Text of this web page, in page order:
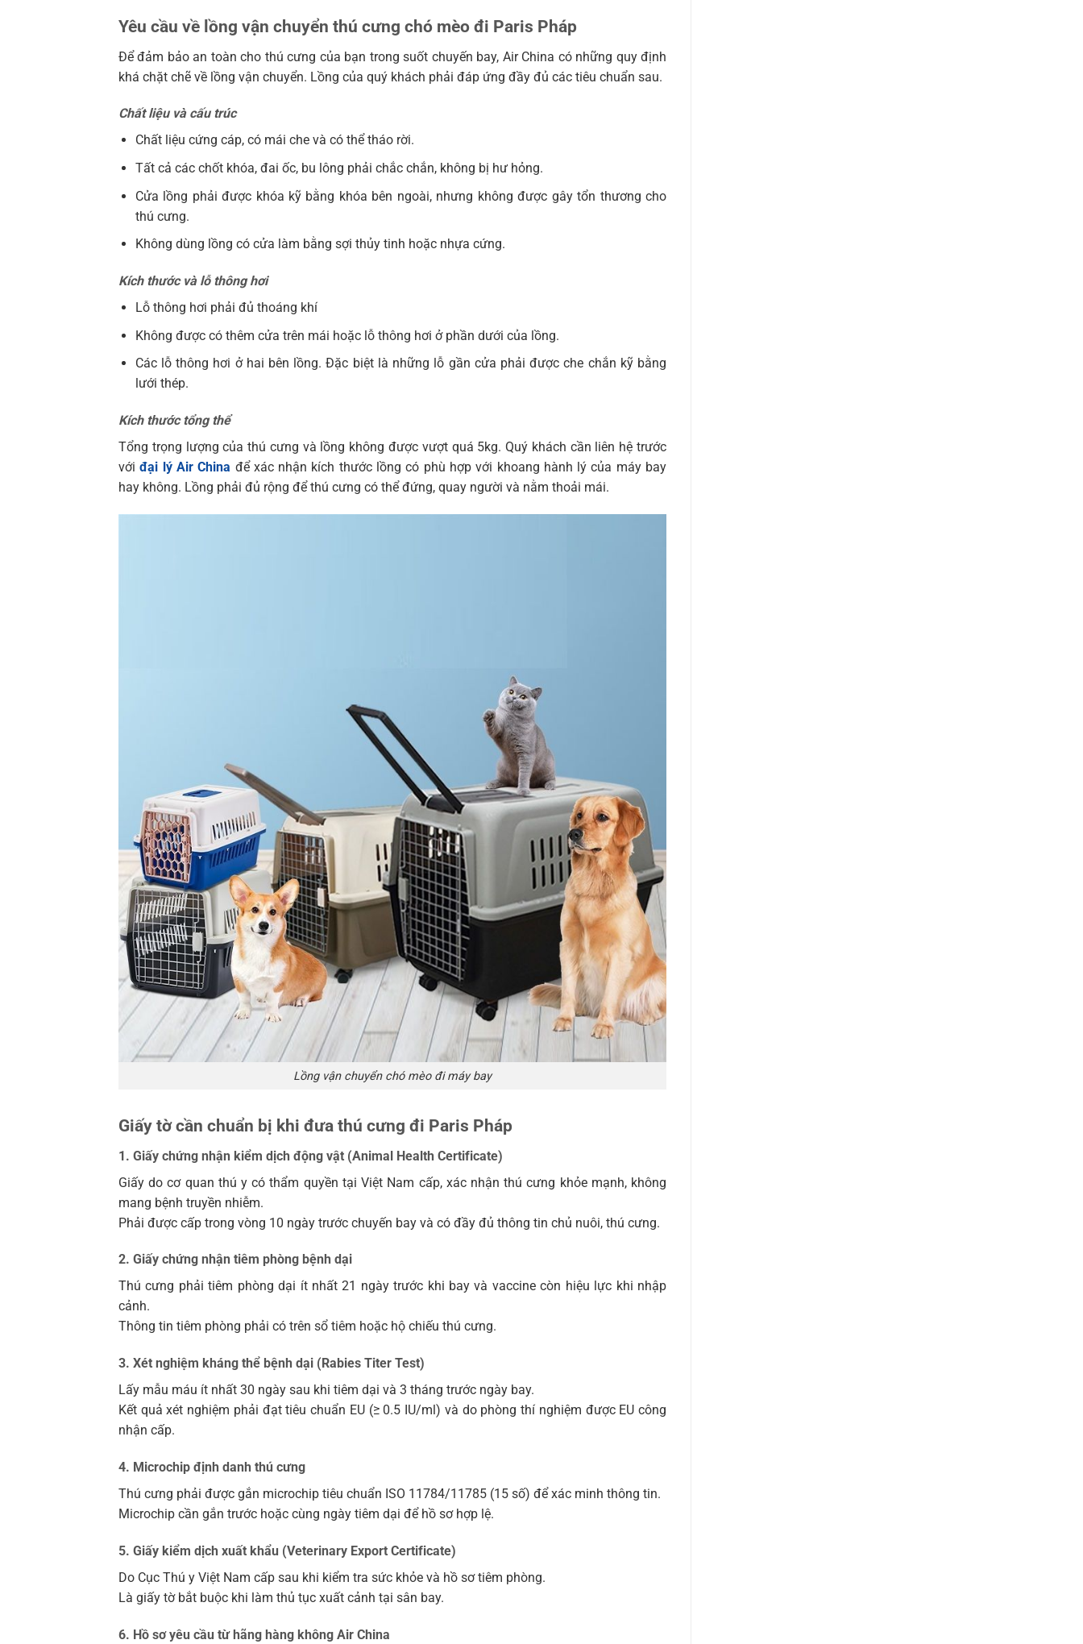
Yêu cầu về lồng vận chuyển thú cưng chó mèo đi Paris Pháp
Để đảm bảo an toàn cho thú cưng của bạn trong suốt chuyến bay, Air China có những quy định
khá chặt chẽ về lồng vận chuyển. Lồng của quý khách phải đáp ứng đầy đủ các tiêu chuẩn sau.
Chất liệu và cấu trúc
Chất liệu cứng cáp, có mái che và có thể tháo rời.
Tất cả các chốt khóa, đai ốc, bu lông phải chắc chắn, không bị hư hỏng.
Cửa lồng phải được khóa kỹ bằng khóa bên ngoài, nhưng không được gây tổn thương cho
thú cưng.
Không dùng lồng có cửa làm bằng sợi thủy tinh hoặc nhựa cứng.
Kích thước và lỗ thông hơi
Lỗ thông hơi phải đủ thoáng khí
Không được có thêm cửa trên mái hoặc lỗ thông hơi ở phần dưới của lồng.
Các lỗ thông hơi ở hai bên lồng. Đặc biệt là những lỗ gần cửa phải được che chắn kỹ bằng
lưới thép.
Kích thước tổng thể
Tổng trọng lượng của thú cưng và lồng không được vượt quá 5kg. Quý khách cần liên hệ trước
vớiđại lý Air China để xác nhận kích thước lồng có phù hợp với khoang hành lý của máy bay
hay không. Lồng phải đủ rộng để thú cưng có thể đứng, quay người và nằm thoải mái.
Lồng vận chuyển chó mèo đi máy bay
Giấy tờ cần chuẩn bị khi đưa thú cưng đi Paris Pháp
1. Giấy chứng nhận kiểm dịch động vật (Animal Health Certificate)
Giấy do cơ quan thú y có thẩm quyền tại Việt Nam cấp, xác nhận thú cưng khỏe mạnh, không
mang bệnh truyền nhiễm.
Phải được cấp trong vòng 10 ngày trước chuyến bay và có đầy đủ thông tin chủ nuôi, thú cưng.
2. Giấy chứng nhận tiêm phòng bệnh dại
Thú cưng phải tiêm phòng dại ít nhất 21 ngày trước khi bay và vaccine còn hiệu lực khi nhập
cảnh.
Thông tin tiêm phòng phải có trên sổ tiêm hoặc hộ chiếu thú cưng.
3. Xét nghiệm kháng thể bệnh dại (Rabies Titer Test)
Lấy mẫu máu ít nhất 30 ngày sau khi tiêm dại và 3 tháng trước ngày bay.
Kết quả xét nghiệm phải đạt tiêu chuẩn EU (≥ 0.5 IU/ml) và do phòng thí nghiệm được EU công
nhận cấp.
4. Microchip định danh thú cưng
Thú cưng phải được gắn microchip tiêu chuẩn ISO 11784/11785 (15 số) để xác minh thông tin.
Microchip cần gắn trước hoặc cùng ngày tiêm dại để hồ sơ hợp lệ.
5. Giấy kiểm dịch xuất khẩu (Veterinary Export Certificate)
Do Cục Thú y Việt Nam cấp sau khi kiểm tra sức khỏe và hồ sơ tiêm phòng.
Là giấy tờ bắt buộc khi làm thủ tục xuất cảnh tại sân bay.
6. Hồ sơ yêu cầu từ hãng hàng không Air China